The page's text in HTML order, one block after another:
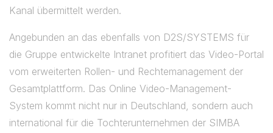
Kanal übermittelt werden.
Angebunden an das ebenfalls von D2S/SYSTEMS für
die Gruppe entwickelte Intranet profitiert das Video-Portal
vom erweiterten Rollen- und Rechtemanagement der
Gesamtplattform. Das Online Video-Management-
System kommt nicht nur in Deutschland, sondern auch
international für die Tochterunternehmen der SIMBA